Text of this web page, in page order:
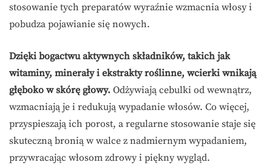
stosowanie tych preparatów wyraźnie wzmacnia włosy i
pobudza pojawianie się nowych.
Dzięki bogactwu aktywnych składników, takich jak
witaminy, minerały i ekstrakty roślinne, wcierki wnikają
głęboko w skórę głowy. Odżywiają cebulki od wewnątrz,
wzmacniają je i redukują wypadanie włosów. Co więcej,
przyspieszają ich porost, a regularne stosowanie staje się
skuteczną bronią w walce z nadmiernym wypadaniem,
przywracając włosom zdrowy i piękny wygląd.